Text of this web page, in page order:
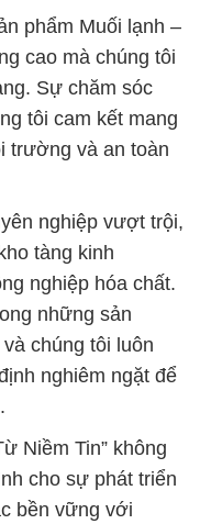
phẩm Muối lạnh –
cao mà chúng tôi
Sự chăm sóc
tôi cam kết mang
trường và an toàn
nghiệp vượt trội,
tàng kinh
nghiệp hóa chất.
những sản
chúng tôi luôn
nghiêm ngặt để
Niềm Tin” không
cho sự phát triển
bền vững với